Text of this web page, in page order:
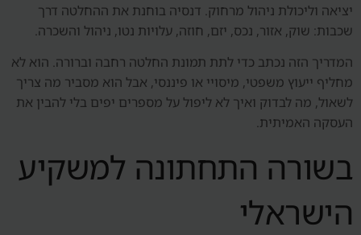
יציאה וליכולת ניהול מרחוק. דנסיה בוחנת את ההחלטה דרך
שכבות: שוק, אזור, נכס, יזם, חוזה, עלויות נטו, ניהול והשכרה.
המדריך הזה נכתב כדי לתת תמונת החלטה רחבה וברורה. הוא לא
מחליף ייעוץ משפטי, מיסויי או פיננסי, אבל הוא מסביר מה צריך
לשאול, מה לבדוק ואיך לא ליפול על מספרים יפים בלי להבין את
העסקה האמיתית.
בשורה התחתונה למשקיע
הישראלי